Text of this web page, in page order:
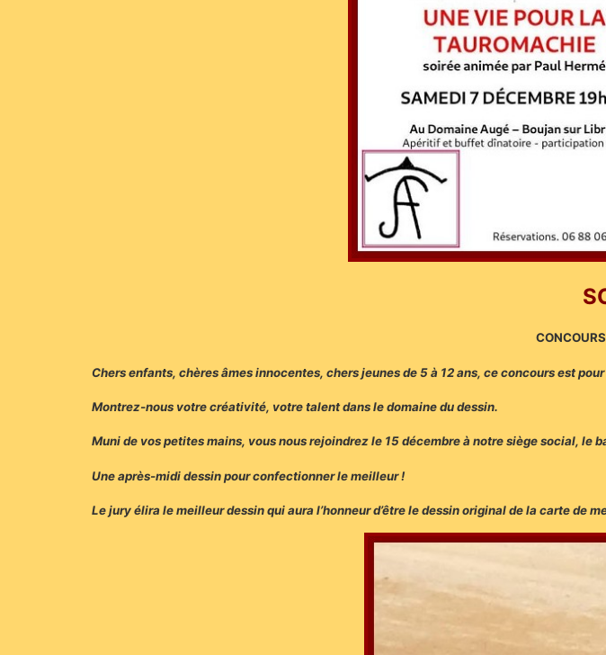
Chers enfants, chères âmes innocentes, chers jeunes de 5 à 12 ans, ce concours est
Montrez-nous votre créativité, votre talent dans le domaine du dessin.
Muni de vos petites mains, vous nous rejoindrez le 15 décembre à notre siège social, le
Une après-midi dessin pour confectionner le meilleur !
Le jury élira le meilleur dessin qui aura l’honneur d’être le dessin original de la carte de